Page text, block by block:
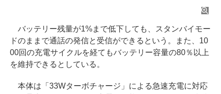
バッテリー残量が1%まで低下しても、スタンバイモー
ドのままで通話の発信と受信ができるという。また、10
00回の充電サイクルを経てもバッテリー容量の80％以上
を維持できるとしている。
本体は「33Wターボチャージ」による急速充電に対応